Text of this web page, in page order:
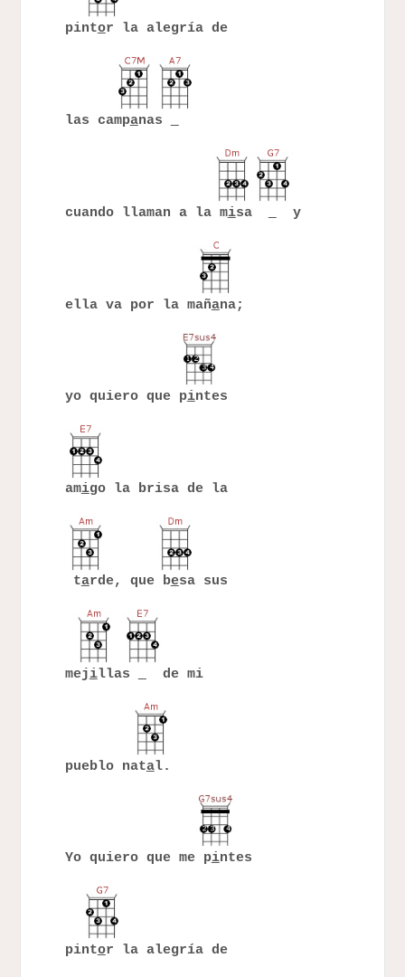
pintor la alegría de
las campanas
cuando llaman a la misa y
ella va por la mañana;
yo quiero que pintes
amigo la brisa de la
tarde, que besa sus
mejillas de mi
pueblo natal.
Yo quiero que me pintes
pintor la alegría de